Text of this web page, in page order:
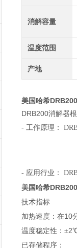
消解容量
温度范围
产地
美国哈希
DRB200消解器
- 工作原理：
- 应用行业：
美国哈希
技术指标
加热速度：在
温度稳定性：
已存储程序：